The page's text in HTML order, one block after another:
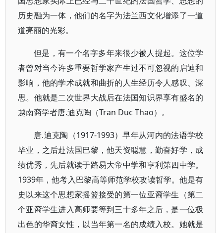
历史融为一体，他们的名字为法兰西文化增添了一道
道亮丽的光彩。
但是，有一个名字多年来很少被人提起。这位学
者曾对当今许多重要哲学家产生过不可忽视的启迪和
影响，他的学术成就和曲折的人生经历令人感叹、深
思。他就是二次世界大战后在法国知识界享有盛名的
越南裔学者唐.迪克陶（Tran Duc Thao）。
唐.迪克陶（1917-1993）早年从河内的法语学校
毕业，之后赴法国巴黎，他天资聪慧，勤奋好学，成
绩优秀，先后就读于路易大帝中学和亨利第四中学。
1939年，他考入巴黎高等师范学校攻读哲学。他是有
史以来这个思想家摇篮接受的第一位亚裔学生（第二
个亚裔学生进入高师要等到三十多年之后，是一位极
出色的华裔女性，以当年第一名的成绩入校。她就是